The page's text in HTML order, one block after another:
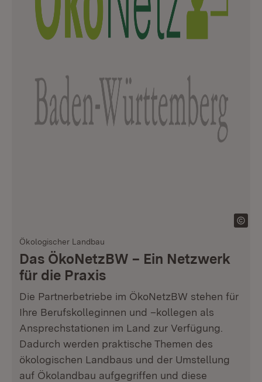
Ökologischer Landbau
Das ÖkoNetzBW – Ein Netzwerk
für die Praxis
Die Partnerbetriebe im ÖkoNetzBW stehen für
Ihre Berufskolleginnen und –kollegen als
Ansprechstationen im Land zur Verfügung.
Dadurch werden praktische Themen des
ökologischen Landbaus und der Umstellung
auf Ökolandbau aufgegriffen und diese